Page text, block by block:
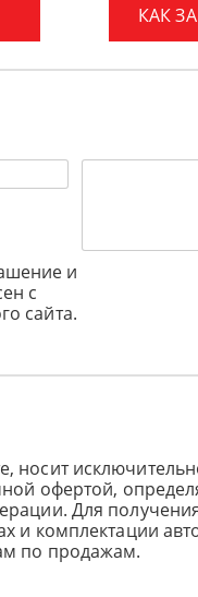
КАК
и
с
сайта.
носит
офертой,
Для
и комплектации
по продажам.